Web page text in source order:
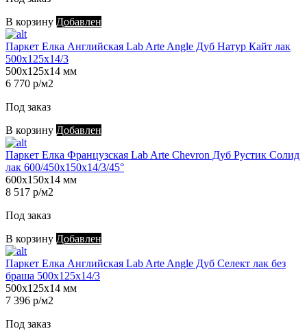
В корзину Добавлен
Паркет Елка Английская Lab Arte Angle Дуб Натур Кайт лак
500х125х14/3
500х125х14 мм
6 770 р/м2
Под заказ
В корзину Добавлен
Паркет Елка Французская Lab Arte Chevron Дуб Рустик Солид
лак 600/450х150х14/3/45°
600х150х14 мм
8 517 р/м2
Под заказ
В корзину Добавлен
Паркет Елка Английская Lab Arte Angle Дуб Селект лак без
браша 500х125х14/3
500х125х14 мм
7 396 р/м2
Под заказ